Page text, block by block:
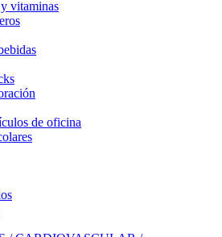
vitaminas
de oficina